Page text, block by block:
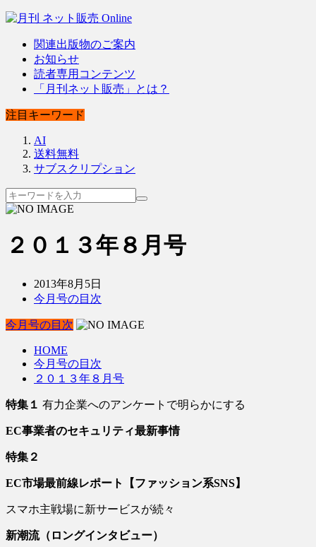
関連出版物のご案内
お知らせ
読者専用コンテンツ
「月刊ネット販売」とは？
注目キーワード
AI
送料無料
サブスクリプション
２０１３年８月号
2013年8月5日
今月号の目次
今月号の目次
HOME
今月号の目次
２０１３年８月号
特集１ 有力企業へのアンケートで明らかにする
EC事業者のセキュリティ最新事情
特集２
EC市場最前線レポート【ファッション系SNS】
スマホ主戦場に新サービスが続々
新潮流（ロングインタビュー）